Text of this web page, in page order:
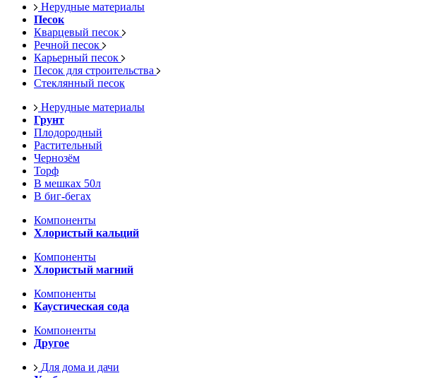
Нерудные материалы
Песок
Кварцевый песок
Речной песок
Карьерный песок
Песок для строительства
Стеклянный песок
Нерудные материалы
Грунт
Плодородный
Растительный
Чернозём
Торф
В мешках 50л
В биг-бегах
Компоненты
Хлористый кальций
Компоненты
Хлористый магний
Компоненты
Каустическая сода
Компоненты
Другое
Для дома и дачи